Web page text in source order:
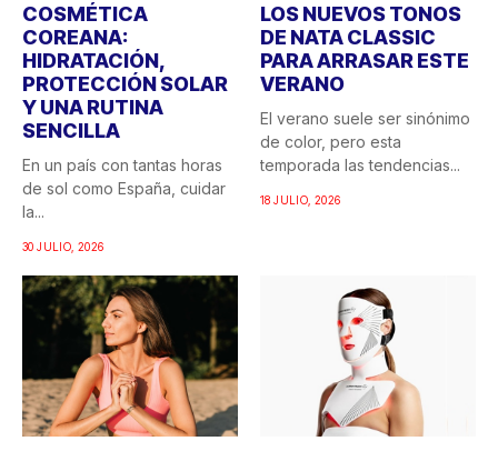
COSMÉTICA
COREANA:
HIDRATACIÓN,
PROTECCIÓN SOLAR
Y UNA RUTINA
SENCILLA
En un país con tantas horas
de sol como España, cuidar
la...
30 JULIO, 2026
LOS NUEVOS TONOS
DE NATA CLASSIC
PARA ARRASAR ESTE
VERANO
El verano suele ser sinónimo
de color, pero esta
temporada las tendencias...
18 JULIO, 2026